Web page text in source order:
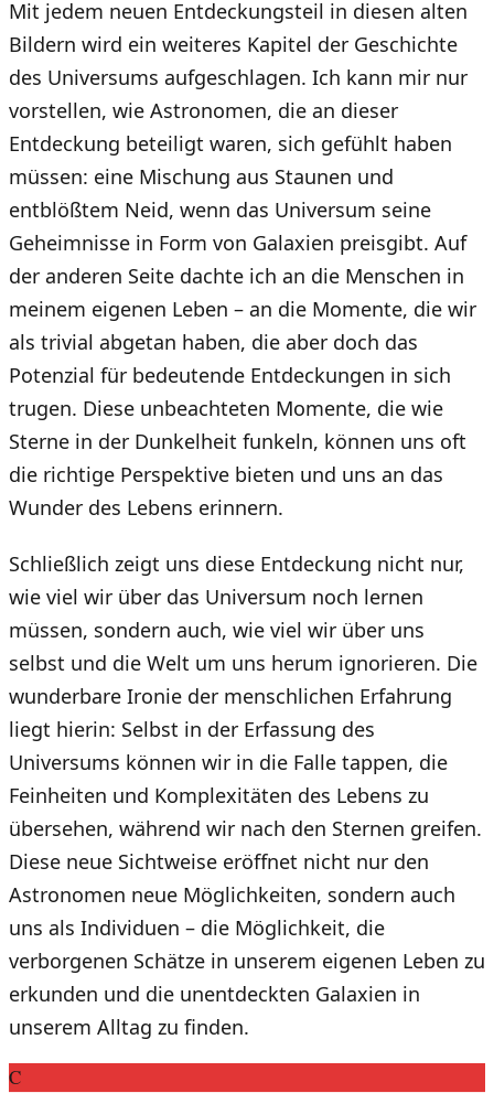
Mit jedem neuen Entdeckungsteil in diesen alten
Bildern wird ein weiteres Kapitel der Geschichte
des Universums aufgeschlagen. Ich kann mir nur
vorstellen, wie Astronomen, die an dieser
Entdeckung beteiligt waren, sich gefühlt haben
müssen: eine Mischung aus Staunen und
entblößtem Neid, wenn das Universum seine
Geheimnisse in Form von Galaxien preisgibt. Auf
der anderen Seite dachte ich an die Menschen in
meinem eigenen Leben – an die Momente, die wir
als trivial abgetan haben, die aber doch das
Potenzial für bedeutende Entdeckungen in sich
trugen. Diese unbeachteten Momente, die wie
Sterne in der Dunkelheit funkeln, können uns oft
die richtige Perspektive bieten und uns an das
Wunder des Lebens erinnern.
Schließlich zeigt uns diese Entdeckung nicht nur,
wie viel wir über das Universum noch lernen
müssen, sondern auch, wie viel wir über uns
selbst und die Welt um uns herum ignorieren. Die
wunderbare Ironie der menschlichen Erfahrung
liegt hierin: Selbst in der Erfassung des
Universums können wir in die Falle tappen, die
Feinheiten und Komplexitäten des Lebens zu
übersehen, während wir nach den Sternen greifen.
Diese neue Sichtweise eröffnet nicht nur den
Astronomen neue Möglichkeiten, sondern auch
uns als Individuen – die Möglichkeit, die
verborgenen Schätze in unserem eigenen Leben zu
erkunden und die unentdeckten Galaxien in
unserem Alltag zu finden.
C